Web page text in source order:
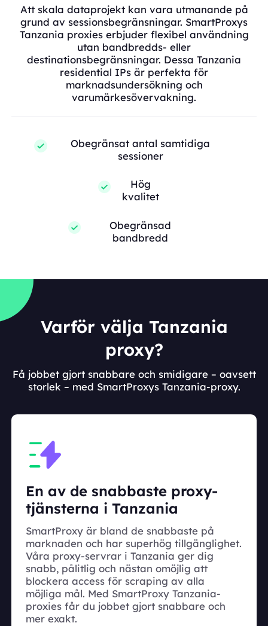
Att skala dataprojekt kan vara utmanande på
grund av sessionsbegränsningar. SmartProxys
Tanzania proxies erbjuder flexibel användning
utan bandbredds- eller
destinationsbegränsningar. Dessa Tanzania
residential IPs är perfekta för
marknadsundersökning och
varumärkesövervakning.
Obegränsat antal samtidiga
sessioner
Hög
kvalitet
Obegränsad
bandbredd
Varför välja Tanzania
proxy?
Få jobbet gjort snabbare och smidigare – oavsett
storlek – med SmartProxys Tanzania-proxy.
En av de snabbaste proxy-
tjänsterna i Tanzania
SmartProxy är bland de snabbaste på
marknaden och har superhög tillgänglighet.
Våra proxy-servrar i Tanzania ger dig
snabb, pålitlig och nästan omöjlig att
blockera access för scraping av alla
möjliga mål. Med SmartProxy Tanzania-
proxies får du jobbet gjort snabbare och
mer exakt.